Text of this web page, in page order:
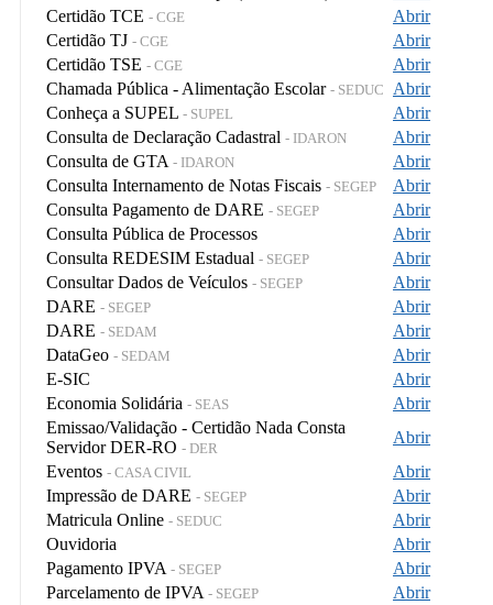
Certidão TCE - CGE
Abrir
Certidão TJ - CGE
Abrir
Certidão TSE - CGE
Abrir
Chamada Pública - Alimentação Escolar - SEDUC
Abrir
Conheça a SUPEL - SUPEL
Abrir
Consulta de Declaração Cadastral - IDARON
Abrir
Consulta de GTA - IDARON
Abrir
Consulta Internamento de Notas Fiscais - SEGEP
Abrir
Consulta Pagamento de DARE - SEGEP
Abrir
Consulta Pública de Processos
Abrir
Consulta REDESIM Estadual - SEGEP
Abrir
Consultar Dados de Veículos - SEGEP
Abrir
DARE - SEGEP
Abrir
DARE - SEDAM
Abrir
DataGeo - SEDAM
Abrir
E-SIC
Abrir
Economia Solidária - SEAS
Abrir
Emissao/Validação - Certidão Nada Consta
Servidor DER-RO - DER
Abrir
Eventos - CASA CIVIL
Abrir
Impressão de DARE - SEGEP
Abrir
Matricula Online - SEDUC
Abrir
Ouvidoria
Abrir
Pagamento IPVA - SEGEP
Abrir
Parcelamento de IPVA - SEGEP
Abrir